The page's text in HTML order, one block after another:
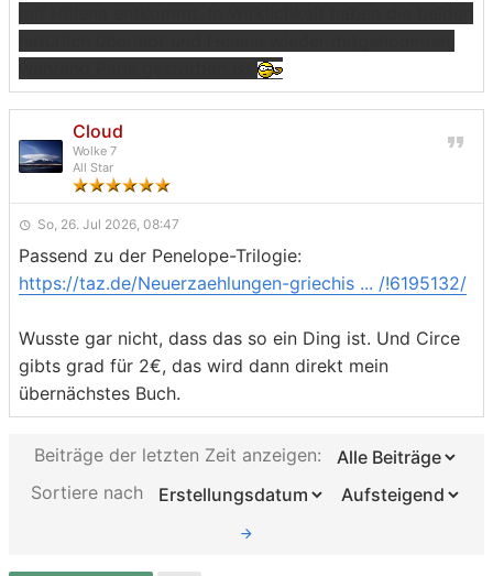
Cloud
Wolke 7
All Star
So, 26. Jul 2026, 08:47
Passend zu der Penelope-Trilogie:
https://taz.de/Neuerzaehlungen-griechis ... /!6195132/
Wusste gar nicht, dass das so ein Ding ist. Und Circe
gibts grad für 2€, das wird dann direkt mein
übernächstes Buch.
Beiträge der letzten Zeit anzeigen:
Sortiere nach